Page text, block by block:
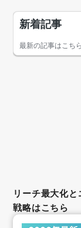
リーチ最大化
戦略はこちら